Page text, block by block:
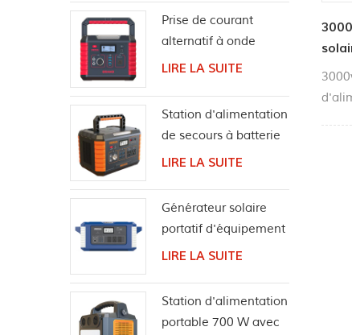
grille
Prise de courant
alternatif à onde
sinusoïdale pure pour
LIRE LA SUITE
Station d'alimentation
de secours à batterie
au lithium de
LIRE LA SUITE
Générateur solaire
portatif d'équipement
d'alimentation
LIRE LA SUITE
Station d'alimentation
portable 700 W avec